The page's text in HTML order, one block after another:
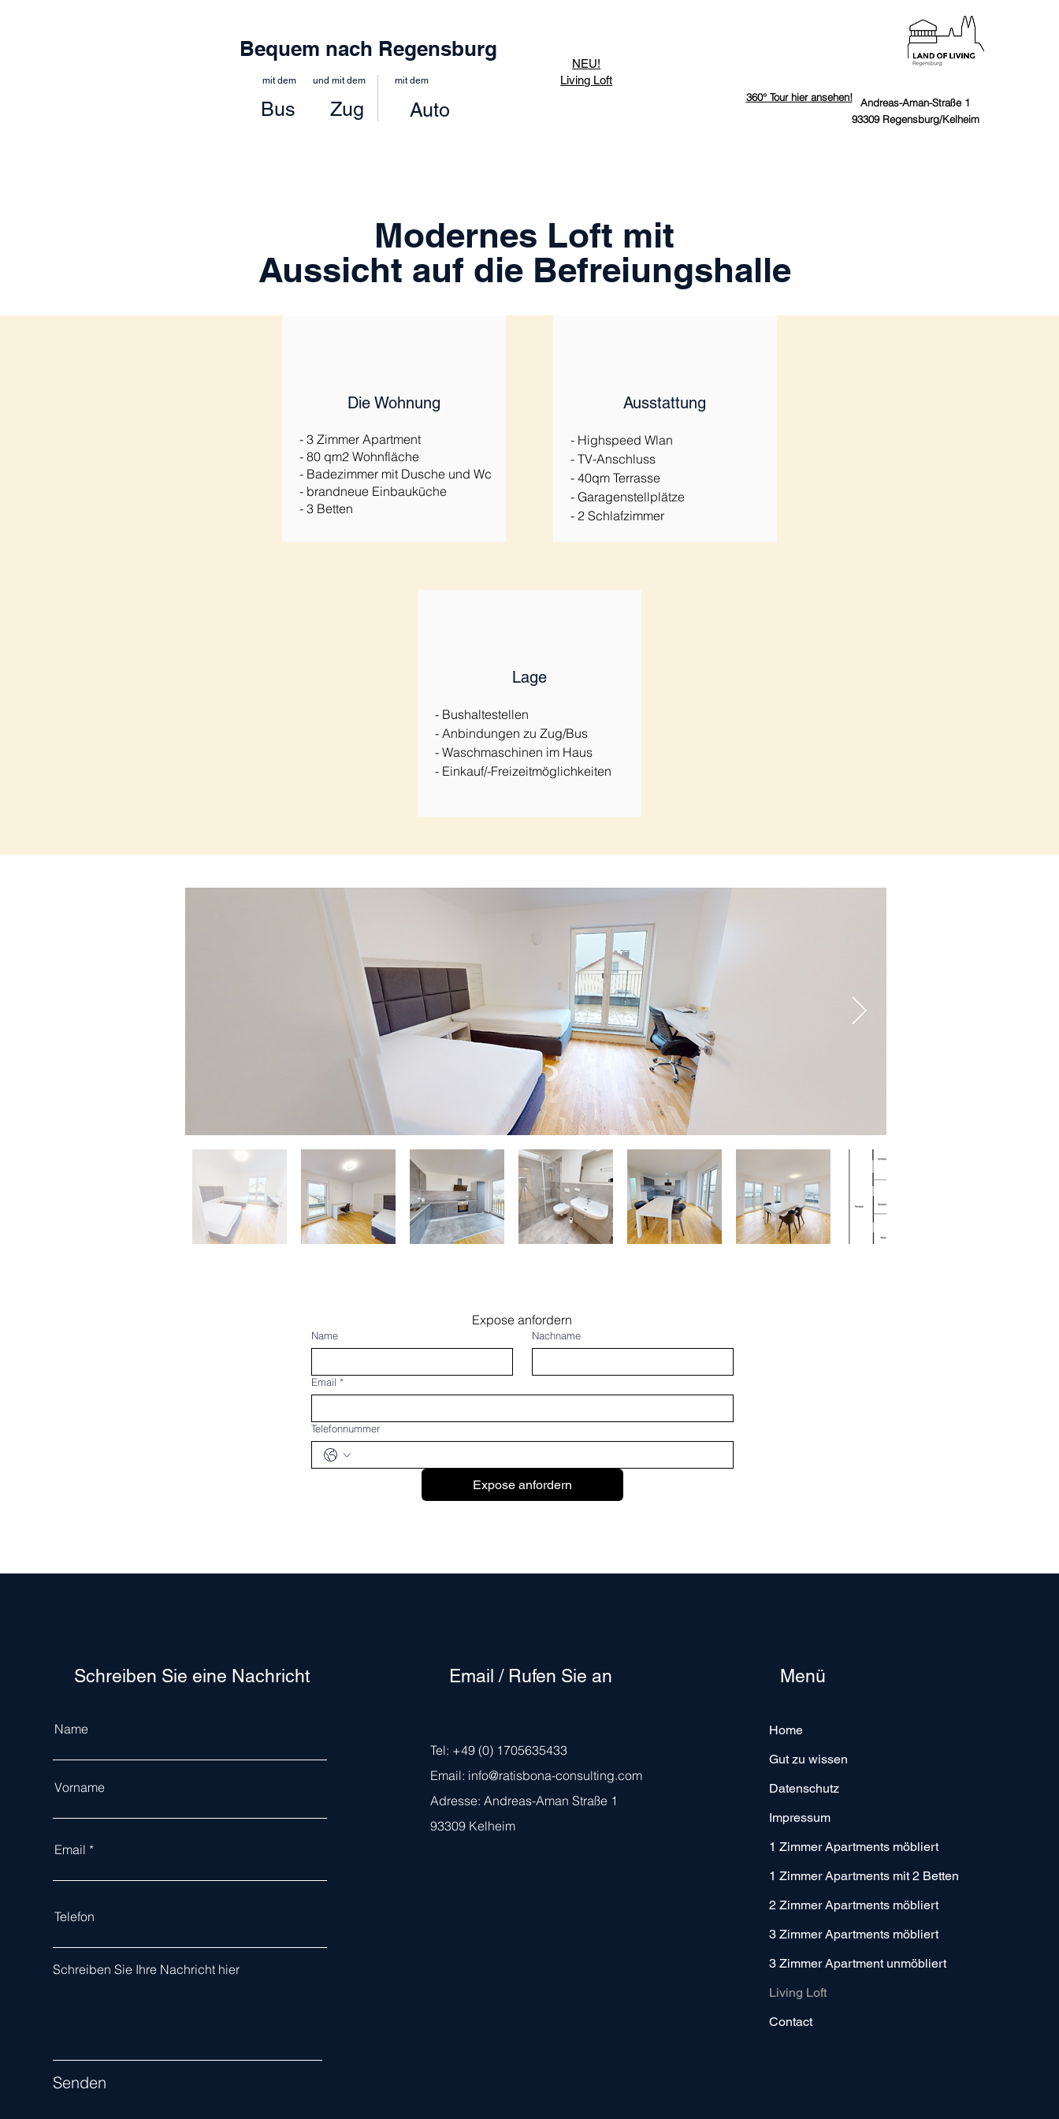
Bequem nach Regensburg
Bus
mit dem und mit dem
Zug Auto
mit dem
NEU!
Living Loft
360° Tour hier ansehen!
Andreas-Aman-Straße 1
93309 Regensburg/Kelheim
Modernes Loft mit
Aussicht auf die Befreiungshalle
Die Wohnung
- 3 Zimmer Apartment
- 80 qm2 Wohnfläche
- Badezimmer mit Dusche und Wc
- brandneue Einbauküche
- 3 Betten
Ausstattung
- Highspeed Wlan
- TV-Anschluss
- 40qm Terrasse
- Garagenstellplätze
- 2 Schlafzimmer
Lage
- Bushaltestellen
- Anbindungen zu Zug/Bus
- Waschmaschinen im Haus
- Einkauf/-Freizeitmöglichkeiten
Expose anfordern
Name Nachname
Email *
Telefonnummer
Expose anfordern
Schreiben Sie eine Nachricht
Name
Vorname
Email
Telefon
Schreiben Sie Ihre Nachricht hier
Senden
Email / Rufen Sie an
Tel: +49 (0) 1705635433
Email: info@ratisbona-consulting.com
Adresse: Andreas-Aman Straße 1
93309 Kelheim
Menü
Home
Gut zu wissen
Datenschutz
Impressum
1 Zimmer Apartments möbliert
1 Zimmer Apartments mit 2 Betten
2 Zimmer Apartments möbliert
3 Zimmer Apartments möbliert
3 Zimmer Apartment unmöbliert
Living Loft
Contact